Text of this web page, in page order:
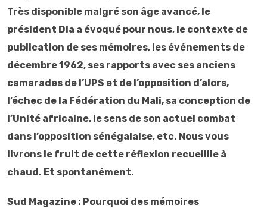
Très disponible malgré son âge avancé, le
président Dia a évoqué pour nous, le contexte de
publication de ses mémoires, les événements de
décembre 1962, ses rapports avec ses anciens
camarades de l’UPS et de l’opposition d’alors,
l’échec de la Fédération du Mali, sa conception de
l’Unité africaine, le sens de son actuel combat
dans l’opposition sénégalaise, etc. Nous vous
livrons le fruit de cette réflexion recueillie à
chaud. Et spontanément.
Sud Magazine : Pourquoi des mémoires